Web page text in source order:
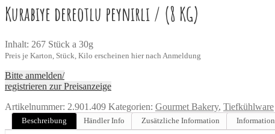
Kurabiye dereotlu peynirli / (8 KG)
Inhalt: 267 Stück a 30g
Preis je Karton, Stück, Kilo erscheinen hier nach Anmeldung
Bitte anmelden/
registrieren zur Preisanzeige
Artikelnummer: 2.901.409 Kategorien: Gourmet Bakery, Tiefkühlware
Beschreibung Händler Info Zusätzliche Information Information